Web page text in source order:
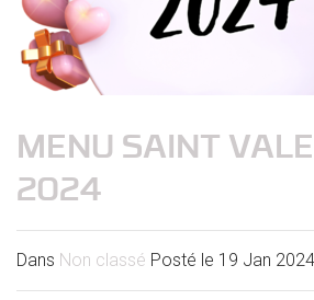
MENU SAINT
2024
Dans Non classé Posté le 19 Jan 2024